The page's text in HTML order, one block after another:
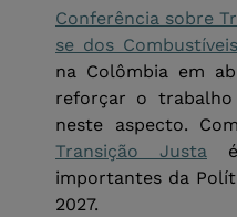
Conferência sobre
se dos
na Colômbia em
reforçar o
neste aspecto.
Transição Justa é
importantes da
2027.